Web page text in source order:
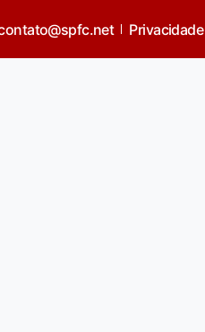
Privacidade